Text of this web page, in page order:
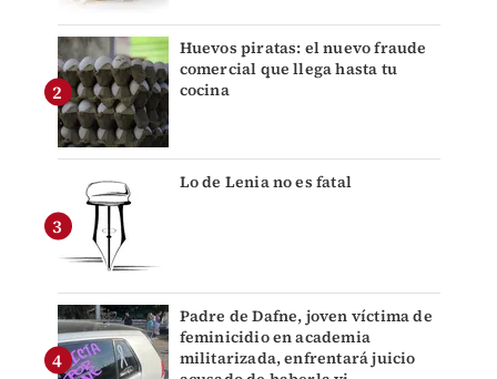
Huevos piratas: el nuevo fraude
comercial que llega hasta tu
cocina
Lo de Lenia no es fatal
Padre de Dafne, joven víctima de
feminicidio en academia
militarizada, enfrentará juicio